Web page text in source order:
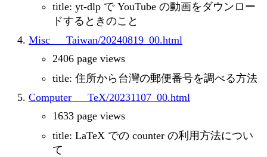
title: yt-dlp で YouTube の動画をダウンロー
ドするときのこと
Misc___Taiwan/20240819_00.html
2406 page views
title: 住所から台灣の郵便番号を調べる方法
Computer___TeX/20231107_00.html
1633 page views
title: LaTeX での counter の利用方法につい
て